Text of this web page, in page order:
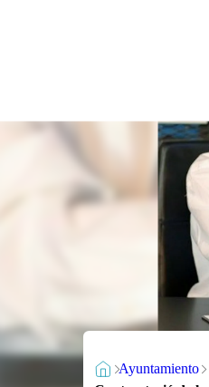
Ayuntamiento